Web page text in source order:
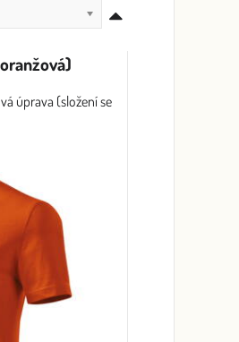
úprava (složení se